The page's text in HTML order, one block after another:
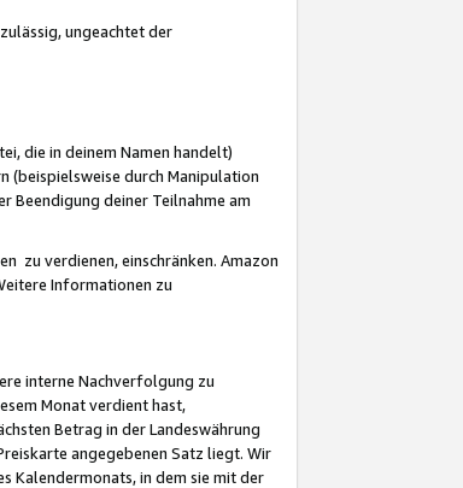
ungeachtet der
die in deinem Namen handelt)
(beispielsweise durch Manipulation
Beendigung deiner Teilnahme am
zu verdienen, einschränken. Amazon
Informationen zu
interne Nachverfolgung zu
Monat verdient hast,
Betrag in der Landeswährung
angegebenen Satz liegt. Wir
Kalendermonats, in dem sie mit der